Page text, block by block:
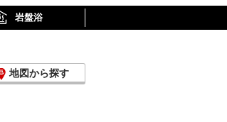
岩盤浴
地図から探す